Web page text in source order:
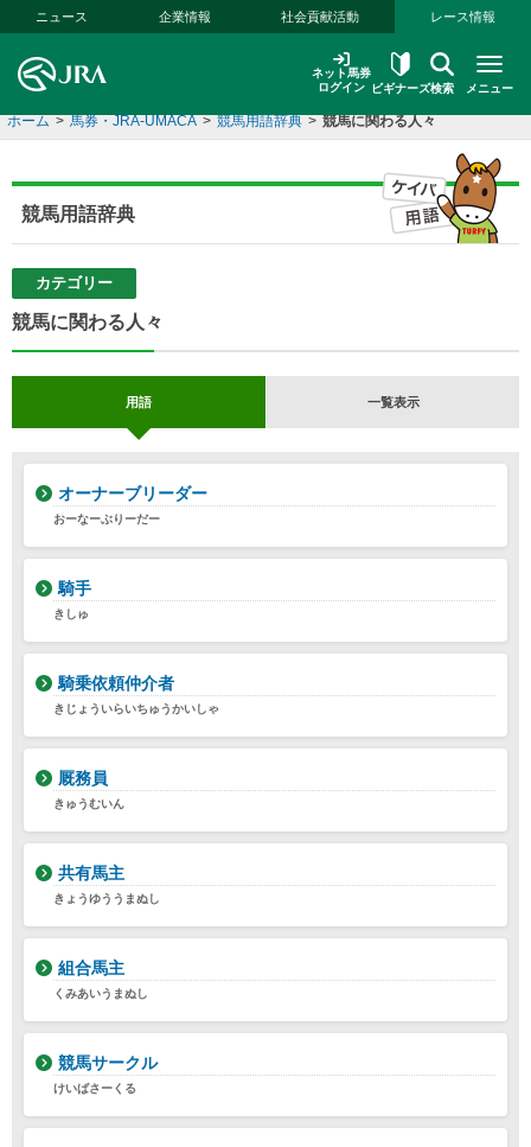
本文へ移動する
ニュース 企業情報 社会貢献活動 レース情報
ネット馬券
ログイン
ビギナーズ検索 メニュー
ホーム > 馬券・JRA-UMACA > 競馬用語辞典 > 競馬に関わる人々
競馬用語辞典
カテゴリー
競馬に関わる人々
用語 一覧表示
オーナーブリーダー
おーなーぶりーだー
騎手
きしゅ
騎乗依頼仲介者
きじょういらいちゅうかいしゃ
厩務員
きゅうむいん
共有馬主
きょうゆううまぬし
組合馬主
くみあいうまぬし
競馬サークル
けいばさーくる